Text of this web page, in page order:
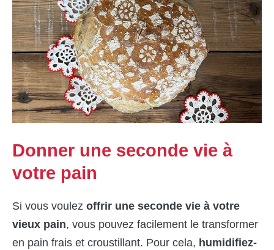
Donner une seconde vie à
votre pain
Si vous voulez offrir une seconde vie à votre
vieux pain, vous pouvez facilement le transformer
en pain frais et croustillant. Pour cela, humidifiez-